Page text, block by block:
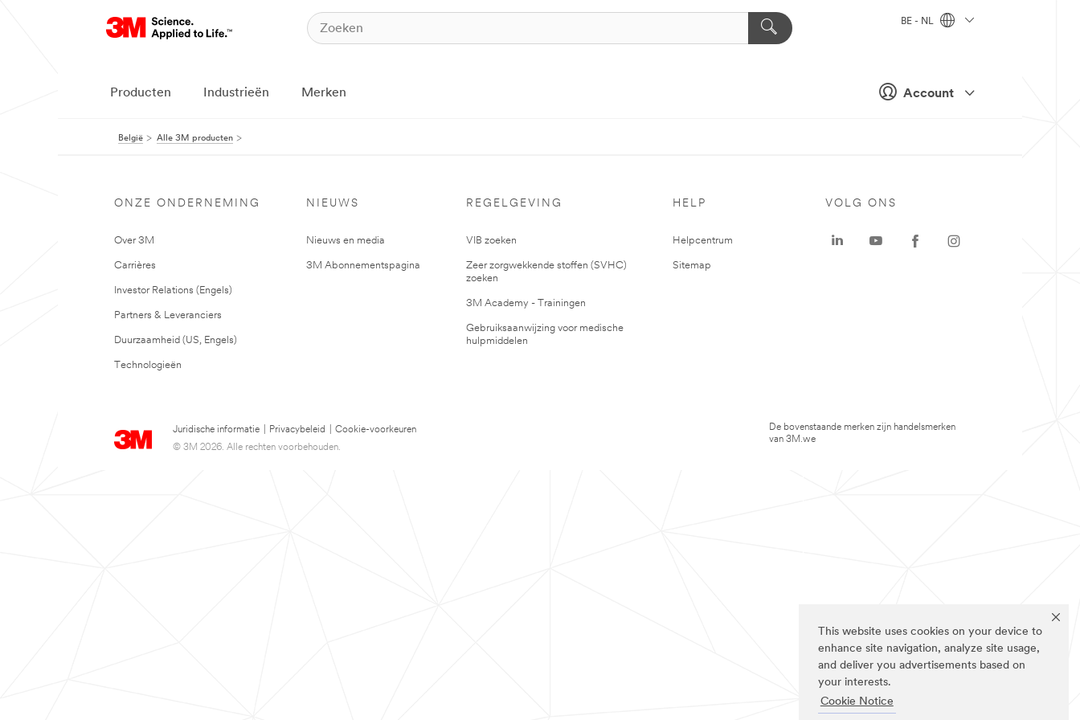
This website uses cookies on your device to
enhance site navigation, analyze site usage,
and deliver you advertisements based on
your interests.
Cookie Notice
Account
BE - NL
Producten Industrieën Merken
België Alle 3M producten
ONZE ONDERNEMING
Over 3M
Carrières
Investor Relations (Engels)
Partners & Leveranciers
Duurzaamheid (US, Engels)
Technologieën
NIEUWS
Nieuws en media
3M Abonnementspagina
REGELGEVING
VIB zoeken
Zeer zorgwekkende stoffen (SVHC)
zoeken
3M Academy - Trainingen
Gebruiksaanwijzing voor medische
hulpmiddelen
HELP
Helpcentrum
Sitemap
Juridische informatie Privacybeleid
Cookie-voorkeuren
© 3M 2026. Alle rechten voorbehouden.
VOLG ONS
De bovenstaande merken zijn handelsmerken
van 3M.we